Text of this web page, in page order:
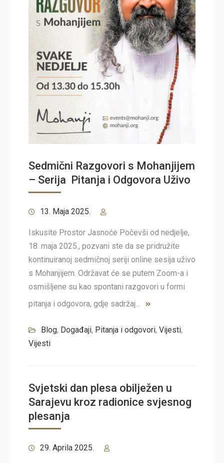
Sedmični Razgovori s Mohanjijem
– Serija Pitanja i Odgovora Uživo
13. Maja 2025.
Iskusite Prostor Jasnoće Počevši od nedjelje,
18. maja 2025., pozvani ste da se pridružite
kontinuiranoj sedmičnoj seriji online sesija uživo
s Mohanjijem. Održavat će se putem Zoom-a i
osmišljene su kao spontani razgovori u formi
pitanja i odgovora, gdje sadržaj…
Blog, Događaji, Pitanja i odgovori, Vijesti,
Vijesti
Svjetski dan plesa obilježen u
Sarajevu kroz radionice svjesnog
plesanja
29. Aprila 2025.